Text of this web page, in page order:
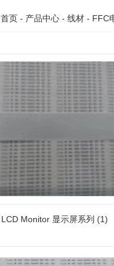
首页 - 产品中心 - 线材 - FFC
LCD Monitor 显示屏系列 (1)